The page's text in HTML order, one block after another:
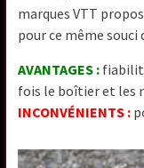
marques VTT
pour ce même
AVANTAGES :
fois le boîtier et les
INCONVÉNIENTS :